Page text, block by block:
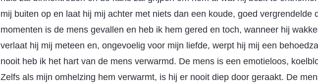
mij buiten op en laat hij mij achter met niets dan een koude, goed vergrendelde
momenten is de mens gevallen en heb ik hem gered en toch, wanneer hij
verlaat hij mij meteen en, ongevoelig voor mijn liefde, werpt hij mij een
nooit heb ik het hart van de mens verwarmd. De mens is een emotieloos,
Zelfs als mijn omhelzing hem verwarmt, is hij er nooit diep door geraakt. De